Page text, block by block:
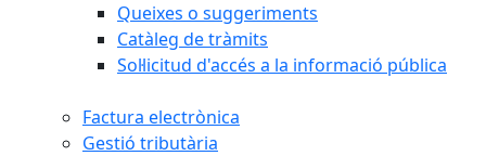
Queixes o suggeriments
Catàleg de tràmits
Sol·licitud d'accés a la informació pública
Factura electrònica
Gestió tributària